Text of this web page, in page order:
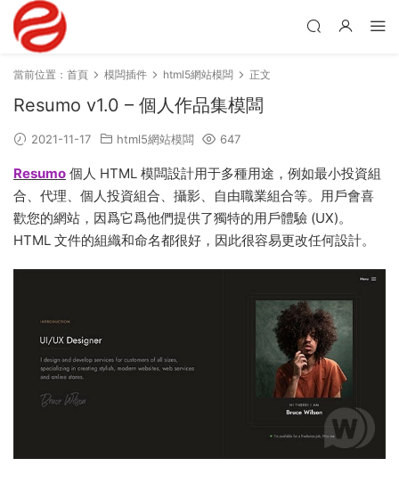
當前位置： 首頁 模闆插件 html5網站模闆 正文
Resumo v1.0 – 個人作品集模闆
2021-11-17 html5網站模闆 647
Resumo 個人 HTML 模闆設計用于多種用途，例如最小投資組
合、代理、個人投資組合、攝影、自由職業組合等。用戶會喜
歡您的網站，因爲它爲他們提供了獨特的用戶體驗 (UX)。
HTML 文件的組織和命名都很好，因此很容易更改任何設計。